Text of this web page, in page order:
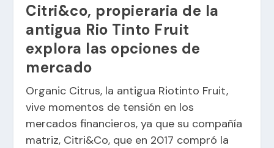
Citri&co, propieraria de la
antigua Rio Tinto Fruit
explora las opciones de
mercado
Organic Citrus, la antigua Riotinto Fruit,
vive momentos de tensión en los
mercados financieros, ya que su compañía
matriz, Citri&Co, que en 2017 compró la